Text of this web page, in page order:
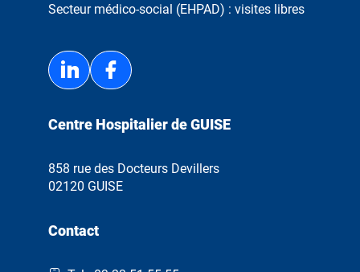
Secteur médico-social (EHPAD) : visites libres
LinkedInFacebook
Centre Hospitalier de GUISE
858 rue des Docteurs Devillers
02120 GUISE
Contact